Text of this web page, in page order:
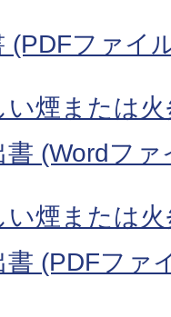
(PDFファイ
い煙または
(Wordフ
い煙または
(PDFファ